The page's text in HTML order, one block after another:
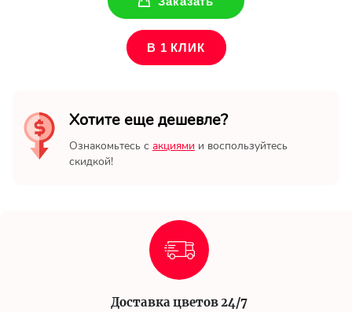
В 1 КЛИК
Хотите еще дешевле?
Ознакомьтесь с акциями и воспользуйтесь
скидкой!
Доставка цветов 24/7